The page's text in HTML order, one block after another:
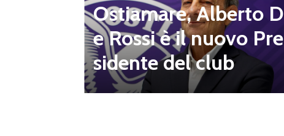
Ostiamare, Alberto D
e Rossi è il nuovo Pre
sidente del club